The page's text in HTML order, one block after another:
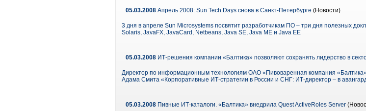
05.03.2008 Апрель 2008: Sun Tech Days снова в Санкт-Петербурге (Новости)
3 дня в апреле Sun Microsystems посвятит разработчикам ПО – три дня полезных
Solaris, JavaFX, JavaCard, Netbeans, Java SE, Java ME и Java EE
05.03.2008 ИТ-решения компании «Балтика» позволяют сохранять лидерство в
Директор по информационным технологиям ОАО «Пивоваренная компания
Адама Смита «Корпоративные ИТ-стратегии в России и СНГ: ИТ-директор – в
05.03.2008 Пивные ИТ-каталоги. «Балтика» внедрила Quest ActiveRoles Server